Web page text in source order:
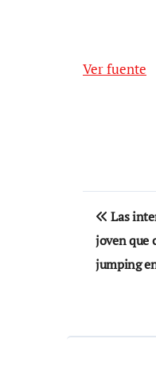
Ver fuente
de
Las
joven que
jumping